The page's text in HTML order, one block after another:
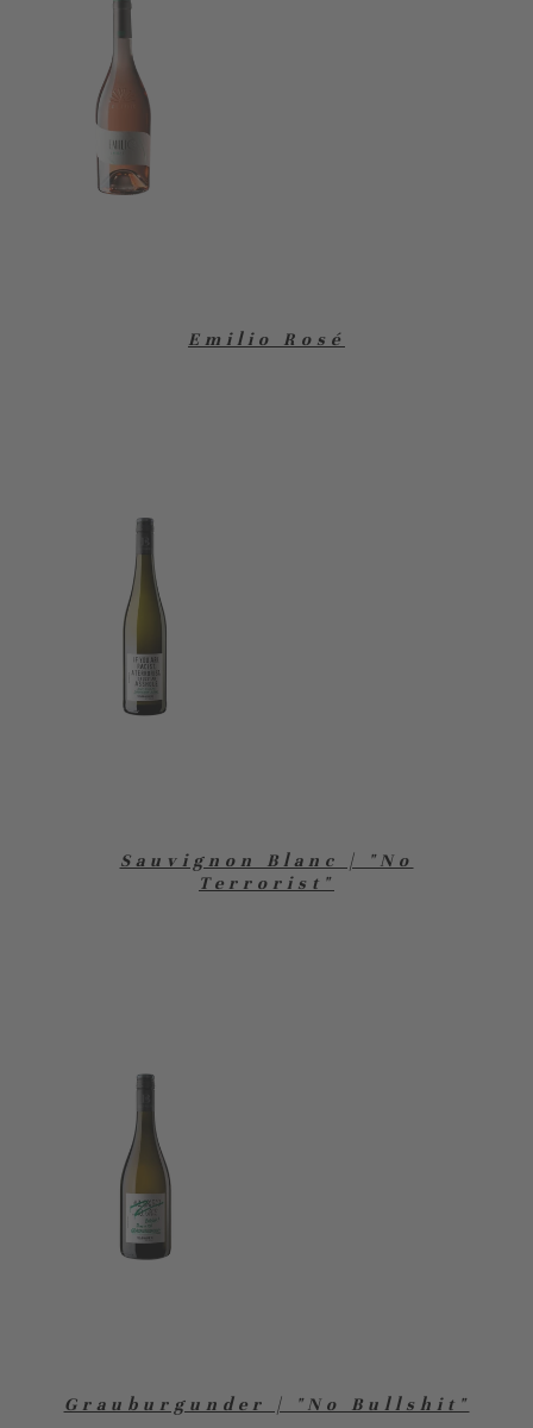
Emilio Rosé
Sauvignon Blanc | "No
Terrorist"
Grauburgunder | "No Bullshit"